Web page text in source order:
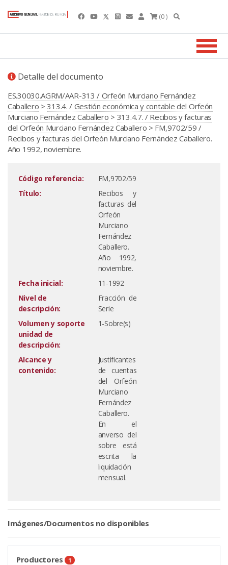
(0 )
Detalle del documento
ES.30030.AGRM/AAR-313 / Orfeón Murciano Fernández
Caballero >313.4. / Gestión económica y contable del Orfeón
Murciano Fernández Caballero > 313.4.7. / Recibos y facturas
del Orfeón Murciano Fernández Caballero > FM,9702/59 /
Recibos y facturas del Orfeón Murciano Fernández Caballero.
Año 1992, noviembre.
Código referencia:
FM,9702/59
Título:
Recibos y
facturas del
Orfeón
Murciano
Fernández
Caballero.
Año 1992,
noviembre.
Fecha inicial:
11-1992
Nivel de
descripción:
Fracción de
Serie
Volumen y soporte
unidad de
descripción:
1-Sobre(s)
Alcance y
contenido:
Justificantes
de cuentas
del Orfeón
Murciano
Fernández
Caballero.
En el
anverso del
sobre está
escrita la
liquidación
mensual.
Imágenes/Documentos no disponibles
Productores 1